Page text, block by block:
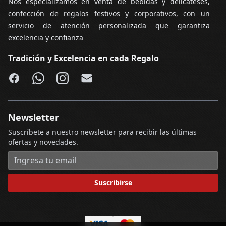
confección de regalos festivos y corporativos, con un
servicio de atención personalizada que garantiza
excelencia y confianza
Tradición y Excelencia en cada Regalo
Facebook
WhatsApp
Instagram
Email
Newsletter
Suscríbete a nuestro newsletter para recibir las últimas
ofertas y novedades.
Dirección de correo electrónico
Suscribirse